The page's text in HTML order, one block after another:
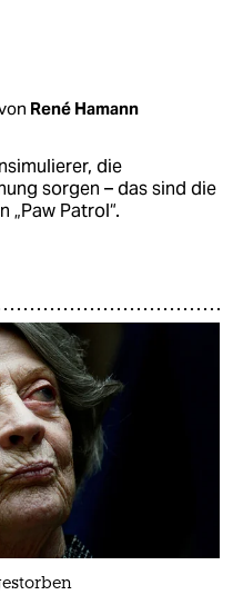
René Hamann
die
sorgen – das sind die
„Paw Patrol“.